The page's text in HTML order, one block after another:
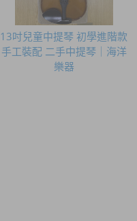
13吋兒童中提琴 初學進階款
手工裝配 二手中提琴｜海洋
樂器